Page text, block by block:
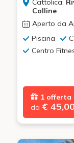
Cattolica,
Colline
Aperto da
Piscina
Centro
1 offerta
da €